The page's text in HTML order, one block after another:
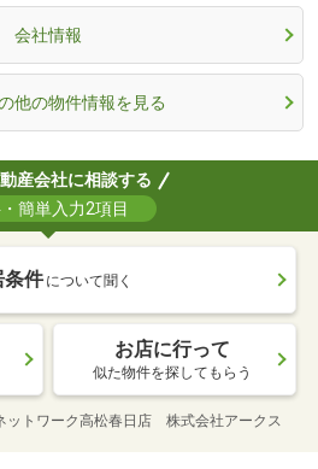
会社情報
他の物件情報を見る
産会社に相談する
簡単入力2項目
条件 について聞く
お店に行って
似た物件を探してもらう
ットワーク高松春日店 株式会社アークス